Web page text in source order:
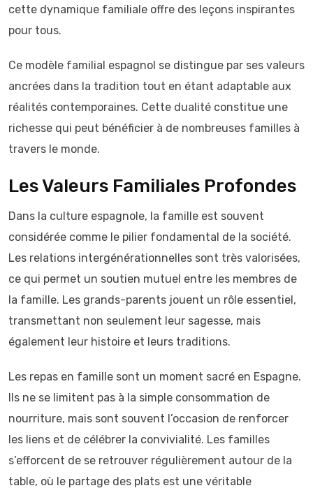
cette dynamique familiale offre des leçons inspirantes
pour tous.
Ce modèle familial espagnol se distingue par ses valeurs
ancrées dans la tradition tout en étant adaptable aux
réalités contemporaines. Cette dualité constitue une
richesse qui peut bénéficier à de nombreuses familles à
travers le monde.
Les Valeurs Familiales Profondes
Dans la culture espagnole, la famille est souvent
considérée comme le pilier fondamental de la société.
Les relations intergénérationnelles sont très valorisées,
ce qui permet un soutien mutuel entre les membres de
la famille. Les grands-parents jouent un rôle essentiel,
transmettant non seulement leur sagesse, mais
également leur histoire et leurs traditions.
Les repas en famille sont un moment sacré en Espagne.
Ils ne se limitent pas à la simple consommation de
nourriture, mais sont souvent l’occasion de renforcer
les liens et de célébrer la convivialité. Les familles
s’efforcent de se retrouver régulièrement autour de la
table, où le partage des plats est une véritable